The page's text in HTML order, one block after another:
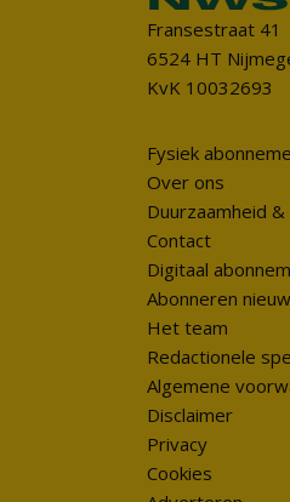
Fransestraat 41
6524 HT
KvK 10032693
Fysiek
Over ons
Duurzaamheid &
Contact
Digitaal
Abonneren
Het team
Redactionele
Algemene
Disclaimer
Privacy
Cookies